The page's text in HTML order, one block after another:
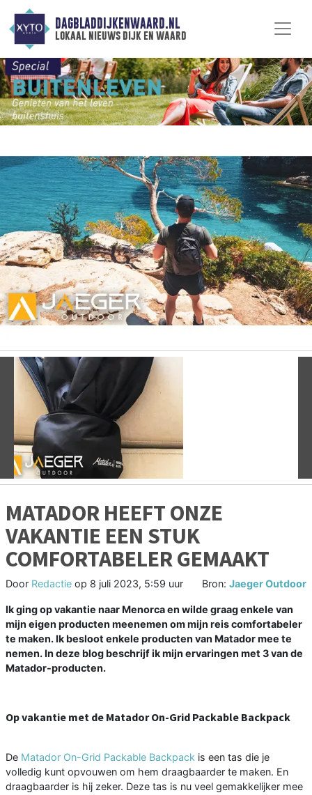
DAGBLADDIJKENWAARD.NL
lokaal nieuws dijk en waard
Vorige
MATADOR HEEFT ONZE
VAKANTIE EEN STUK
COMFORTABELER GEMAAKT
Door Redactie op 8 juli 2023, 5:59 uur Bron: Jaeger Outdoor
Ik ging op vakantie naar Menorca en wilde graag enkele van
mijn eigen producten meenemen om mijn reis comfortabeler
te maken. Ik besloot enkele producten van Matador mee te
nemen. In deze blog beschrijf ik mijn ervaringen met 3 van de
Matador-producten.
Op vakantie met de Matador On-Grid Packable Backpack
De Matador On-Grid Packable Backpack is een tas die je
volledig kunt opvouwen om hem draagbaarder te maken. En
draagbaarder is hij zeker. Deze tas is nu veel gemakkelijker mee